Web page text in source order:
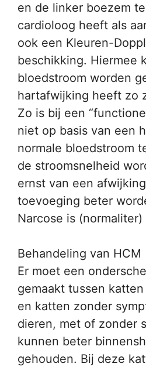
en de linker boezem
cardioloog heeft als
ook een Kleuren-
beschikking. Hiermee
bloedstroom worden
hartafwijking heeft zo
Zo is bij een
niet op basis van een
normale bloedstroom
de stroomsnelheid
ernst van een
toevoeging beter
Narcose is
Behandeling van HCM
Er moet een
gemaakt tussen
en katten zonder
dieren, met of zonder
kunnen beter
gehouden. Bij deze